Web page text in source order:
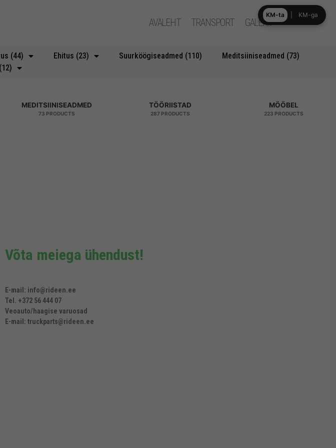
AVALEHT TRANSPORT GALERII
(44) Ehitus (23) Suurköögiseadmed (110)
Meditsiiniseadmed (73)
MEDITSIINISEADMED
73 PRODUCTS
TÖÖRIISTAD
287 PRODUCTS
MÖÖBEL
223 PRODUCTS
Võta meiega ühendust!
E-mail: info@rideen.ee
Tel. +372 56 444 07
Veoauto/haagise varuosad
E-mail: truckparts@rideen.ee
KM-ta KM-ga